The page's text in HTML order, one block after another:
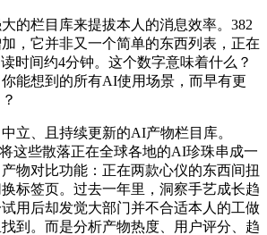
栏目库来提拔本人的消息效率。382
，它并非又一个简单的东西列表，正在
时间约4分钟。这个数字意味着什么？
能想到的所有AI使用场景，而早有更
、且持续更新的AI产物栏目库。
这些散落正在全球各地的AI珍珠串成一
物对比功能：正在两款心仪的东西间扭
标签页。过去一年里，洞察手艺成长趋
用后却发觉大部门并不合适本人的工做
到。而是分析产物热度、用户评分、趋